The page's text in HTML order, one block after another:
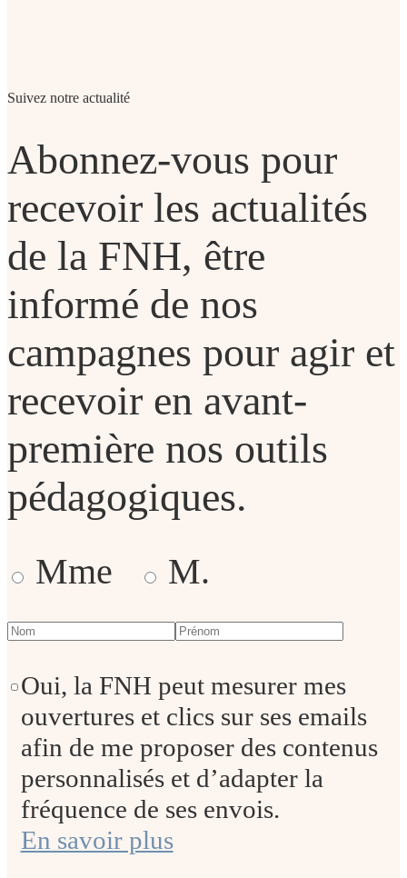
Suivez notre actualité
Abonnez-vous pour
recevoir les actualités
de la FNH, être
informé de nos
campagnes pour agir et
recevoir en avant-
première nos outils
pédagogiques.
Mme M.
Oui, la FNH peut mesurer mes
ouvertures et clics sur ses emails
afin de me proposer des contenus
personnalisés et d’adapter la
fréquence de ses envois.
En savoir plus